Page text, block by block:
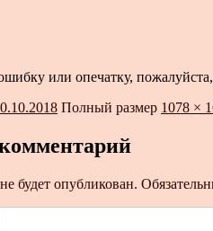
или опечатку,
Полный размер 1078 ×
будет опубликован.